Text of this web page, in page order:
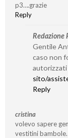
p3….grazie
Reply
Redazione
Gentile
caso non
autorizzati
sito/
Reply
cristina
volevo sapere
vestitini